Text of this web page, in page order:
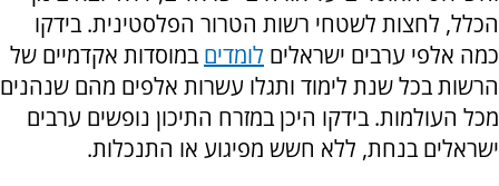
הכלל, לחצות לשטחי רשות הטרור הפלסטינית. בידקו
כמה אלפי ערבים ישראלים לומדים במוסדות אקדמיים של
הרשות בכל שנת לימוד ותגלו עשרות אלפים מהם שנהנים
מכל העולמות. בידקו היכן במזרח התיכון נופשים ערבים
ישראלים בנחת, ללא חשש מפיגוע או התנכלות.